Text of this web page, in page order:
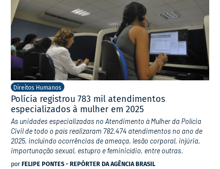
Direitos Humanos
Polícia registrou 783 mil atendimentos
especializados à mulher em 2025
As unidades especializadas no Atendimento à Mulher da Polícia
Civil de todo o país realizaram 782.474 atendimentos no ano de
2025, incluindo ocorrências de ameaça, lesão corporal, injúria,
importunação sexual, estupro e feminicídio, entre outras.
por FELIPE PONTES - REPÓRTER DA AGÊNCIA BRASIL